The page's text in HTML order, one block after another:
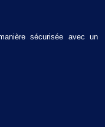
sécurisée avec un